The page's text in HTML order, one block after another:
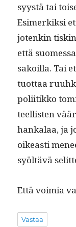
syys­tä tai
Esimerkik­si
jotenkin
että
sakoil­la. Tai
tuot­taa
poli­itikko
teel­lis­ten
han­kalaa, ja
oikeasti
syöltävä
Että voimia
Vastaa